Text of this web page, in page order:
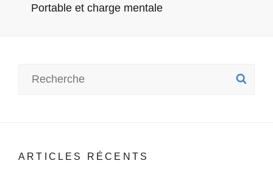
dePortable et charge mentale
Search
ARTICLES RÉCENTS